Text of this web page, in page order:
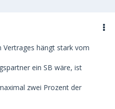
Vertrages hängt stark vom
ein SB wäre, ist
zwei Prozent der